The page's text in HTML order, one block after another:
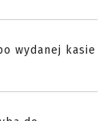
wydanej kasie